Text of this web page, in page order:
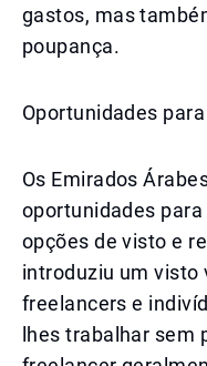
gastos, mas
poupança.
Oportunidades
Os Emirados
oportunidades
opções de visto e
introduziu um visto
freelancers e
lhes trabalhar sem